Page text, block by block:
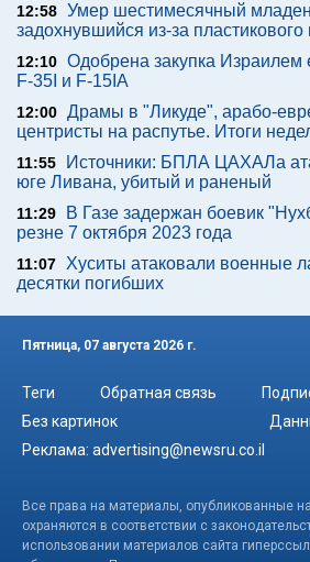
12:58 Умер шестимесячный
задохнувшийся из-за пластикового
12:10 Одобрена закупка Израилем
F-35I и F-15IA
12:00 Драмы в "Ликуде", арабо-
центристы на распутье. Итоги
11:55
Источники: БПЛА ЦАХАЛа
юге Ливана, убитый и раненый
11:29
В Газе задержан боевик
резне 7 октября 2023 года
11:07
Хуситы атаковали военные
десятки погибших
Пятница, 07 августа 2026 г.
Теги Обратная связь
Без картинок
Реклама: advertising@newsru.co.il
Все права на материалы, опубликованные на
охраняются в соответствии с
использовании материалов сайта